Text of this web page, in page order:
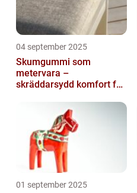
04 september 2025
Skumgummi som
metervara –
skräddarsydd komfort för
01 september 2025